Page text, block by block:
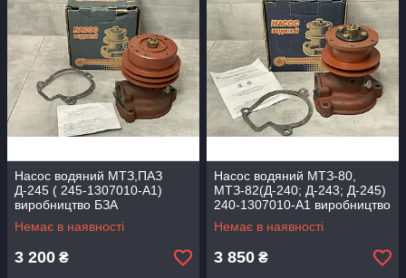
Насос водяний МТЗ,ПАЗ
Д-245 ( 245-1307010-А1)
виробництво БЗА
Немає в наявності
3 200 ₴
Насос водяний МТЗ-80,
МТЗ-82(Д-240; Д-243; Д-245)
240-1307010-А1 виробництво
БЗА
Немає в наявності
3 850 ₴